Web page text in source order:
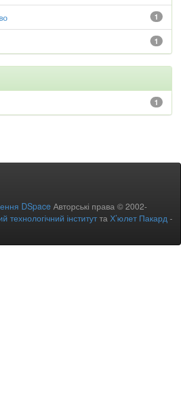
1
1
1
DSpace Авторські права © 2002-
технологічний інститутта Х’юлет Пакард -